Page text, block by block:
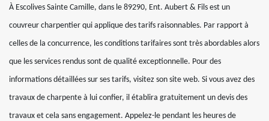
À Escolives Sainte Camille, dans le 89290, Ent. Aubert & Fils est un
couvreur charpentier qui applique des tarifs raisonnables. Par rapport à
celles de la concurrence, les conditions tarifaires sont très abordables alors
que les services rendus sont de qualité exceptionnelle. Pour des
informations détaillées sur ses tarifs, visitez son site web. Si vous avez des
travaux de charpente à lui confier, il établira gratuitement un devis des
travaux et cela sans engagement. Appelez-le pendant les heures de